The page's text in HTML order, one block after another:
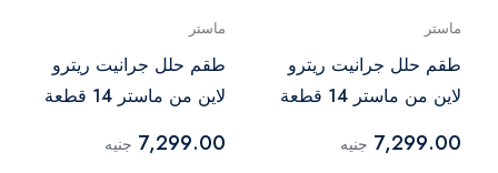
ماستر
طقم حلل جرانيت ريترو
لاين من ماستر 14 قطعة
7,299.00 جنيه
ماستر
طقم حلل جرانيت ريترو
لاين من ماستر 14 قطعة
مينت
7,299.00 جنيه